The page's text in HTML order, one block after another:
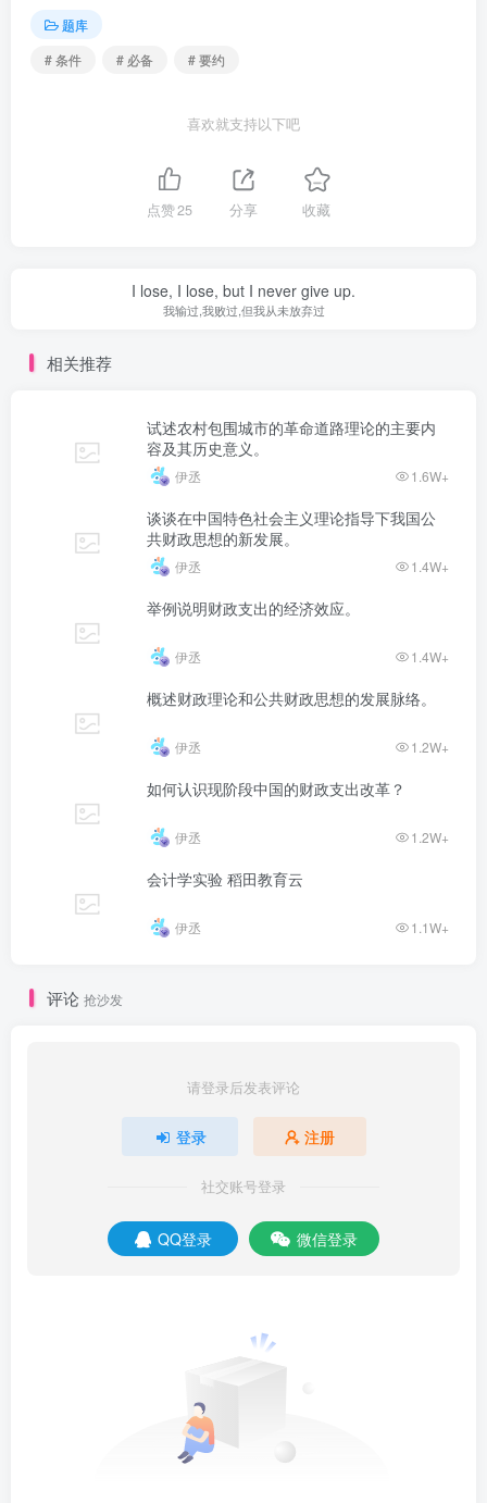
题库
# 条件
# 必备 # 要约
喜欢就支持以下吧
点赞25 分享 收藏
I lose, I lose, but I never give up.
我输过,我败过,但我从未放弃过
相关推荐
试述农村包围城市的革命道路理论的主要内
容及其历史意义。
伊丞 1.6W+
谈谈在中国特色社会主义理论指导下我国公
共财政思想的新发展。
伊丞 1.4W+
举例说明财政支出的经济效应。
伊丞 1.4W+
概述财政理论和公共财政思想的发展脉络。
伊丞 1.2W+
如何认识现阶段中国的财政支出改革？
伊丞 1.2W+
会计学实验 稻田教育云
伊丞 1.1W+
评论 抢沙发
请登录后发表评论
登录 注册
社交账号登录
QQ登录 微信登录